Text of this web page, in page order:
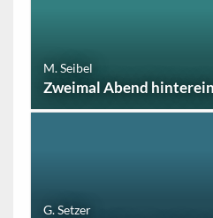
M. Seibel
Zweimal Abend
G. Setzer